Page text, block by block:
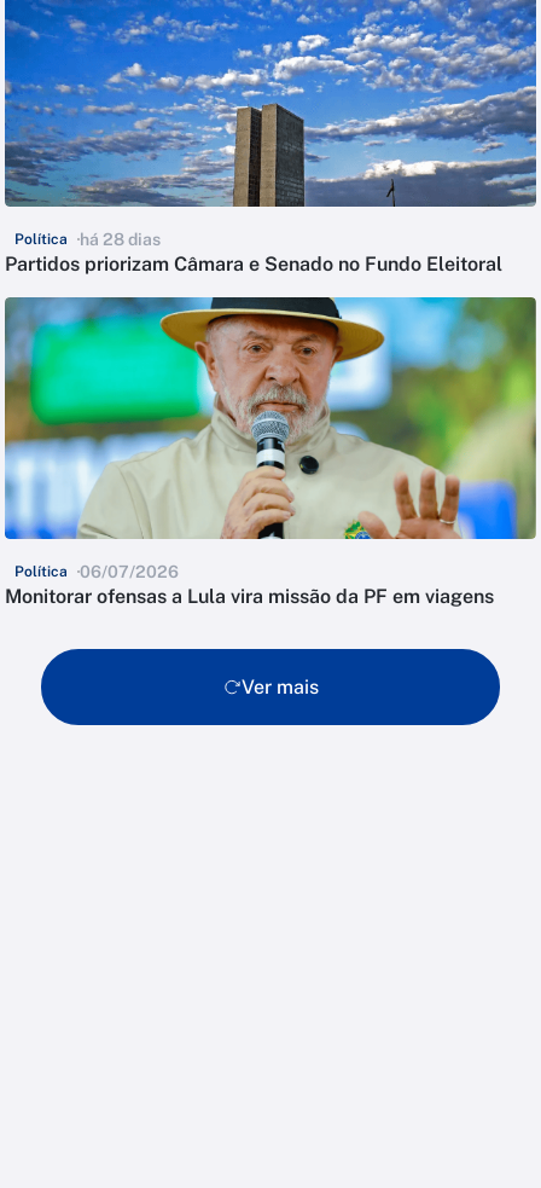
Política há 28 dias
Partidos priorizam Câmara e Senado no Fundo Eleitoral
Política 06/07/2026
Monitorar ofensas a Lula vira missão da PF em viagens
Ver mais